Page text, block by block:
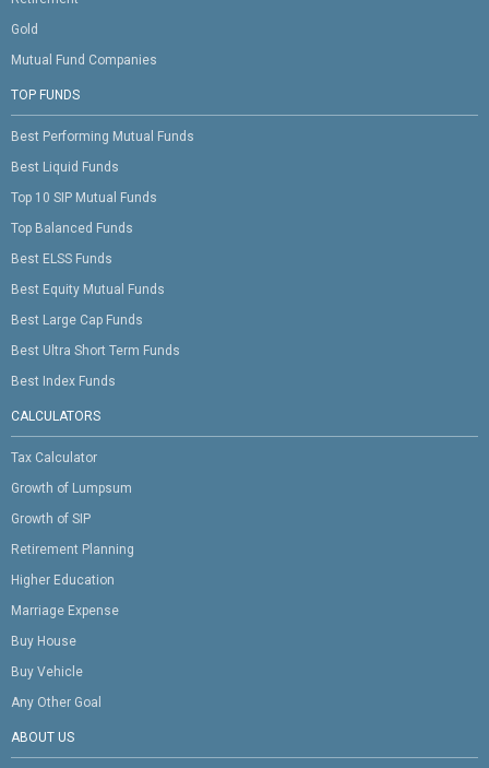
Gold
Mutual Fund Companies
TOP FUNDS
Best Performing Mutual Funds
Best Liquid Funds
Top 10 SIP Mutual Funds
Top Balanced Funds
Best ELSS Funds
Best Equity Mutual Funds
Best Large Cap Funds
Best Ultra Short Term Funds
Best Index Funds
CALCULATORS
Tax Calculator
Growth of Lumpsum
Growth of SIP
Retirement Planning
Higher Education
Marriage Expense
Buy House
Buy Vehicle
Any Other Goal
ABOUT US